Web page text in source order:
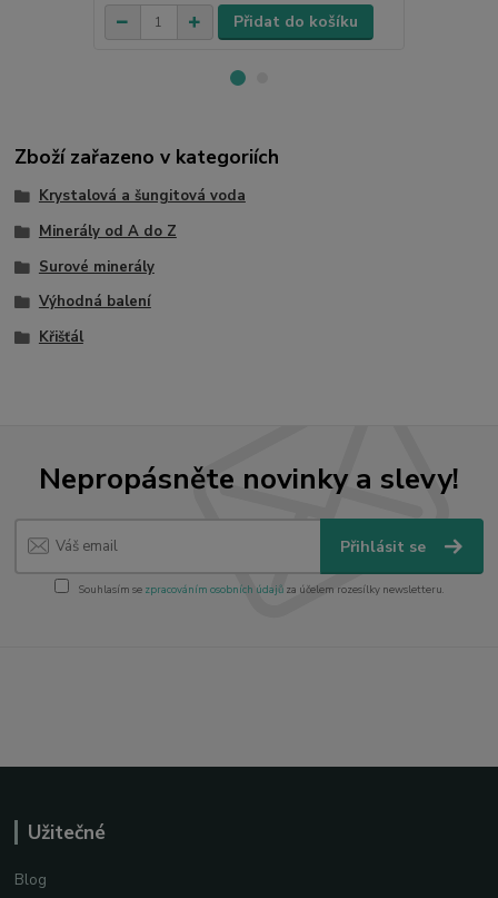
Přidat do košíku
Zboží zařazeno v kategoriích
Krystalová a šungitová voda
Minerály od A do Z
Surové minerály
Výhodná balení
Křišťál
Nepropásněte novinky a slevy!
Přihlásit se
Souhlasím se zpracováním osobních údajůza účelem rozesílky newsletteru.
Užitečné
Blog